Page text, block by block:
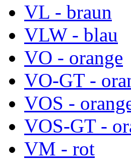
VL - braun
VLW - blau
VO - orange
VO-GT -
VOS -
VOS-GT -
VM - rot